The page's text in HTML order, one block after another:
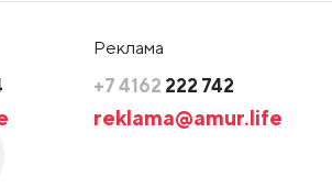
Реклама
+7 4162 222 742
reklama@amur.life